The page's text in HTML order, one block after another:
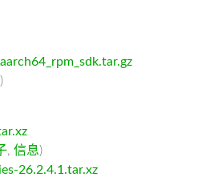
)
, 信息)
26.2.4.1.tar.xz